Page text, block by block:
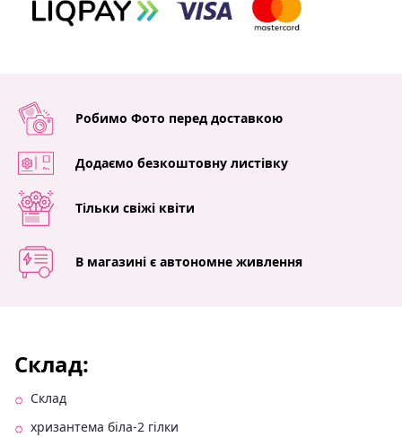
Робимо Фото перед доставкою
Додаємо безкоштовну листівку
Тільки свіжі квіти
В магазині є автономне живлення
Склад:
Склад
хризантема біла-2 гілки